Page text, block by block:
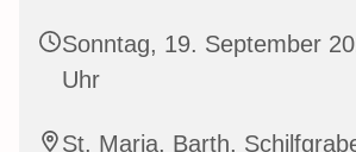
Sonntag, 19. September
Uhr
St. Maria, Barth,